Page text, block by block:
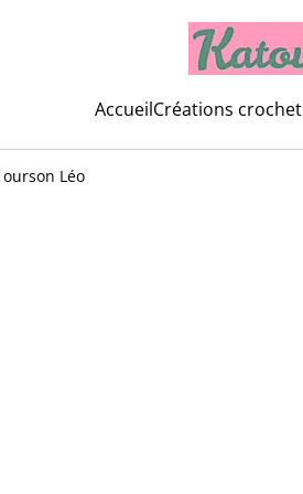
AccueilCréations crochet
ourson Léo